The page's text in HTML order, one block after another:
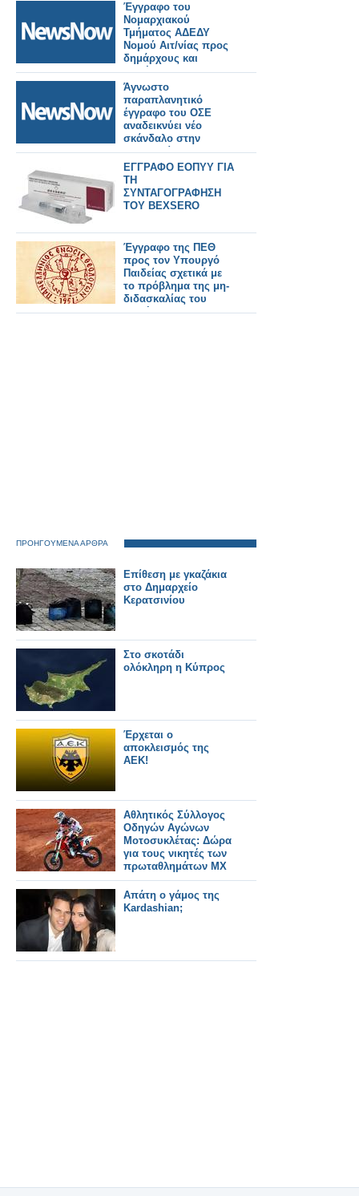
Έγγραφο του
Νομαρχιακού
Τμήματος ΑΔΕΔΥ
Νομού Αιτ/νίας προς
δημάρχους και
προέδρους
δημοτικών
συμβουλίων για λήψη
αποφάσεων των
δημοτικών
συμβουλίων για την
επαναφορά του 13 ου
και 14 ου μισθού
στους δημόσιους
υπαλλήλους και
στους συνταξιούχους.
Άγνωστο
παραπλανητικό
έγγραφο του ΟΣΕ
αναδεικνύει νέο
σκάνδαλο στην
«τραγωδία των
Τεμπών»!
ΕΓΓΡΑΦΟ ΕΟΠΥΥ ΓΙΑ
ΤΗ
ΣΥΝΤΑΓΟΓΡΑΦΗΣΗ
ΤΟΥ BEXSERO
Έγγραφο της ΠΕΘ
προς τον Υπουργό
Παιδείας σχετικά με
το πρόβλημα της μη-
διδασκαλίας του
Μαθήματος των
ΠΡΟΗΓΟΥΜΕΝΑ ΑΡΘΡΑ
Επίθεση με γκαζάκια
στο Δημαρχείο
Κερατσινίου
Στο σκοτάδι
ολόκληρη η Κύπρος
Έρχεται ο
αποκλεισμός της
ΑΕΚ!
Αθλητικός Σύλλογος
Οδηγών Αγώνων
Μοτοσυκλέτας: Δώρα
για τους νικητές των
πρωταθλημάτων MX
Απάτη ο γάμος της
Kardashian;